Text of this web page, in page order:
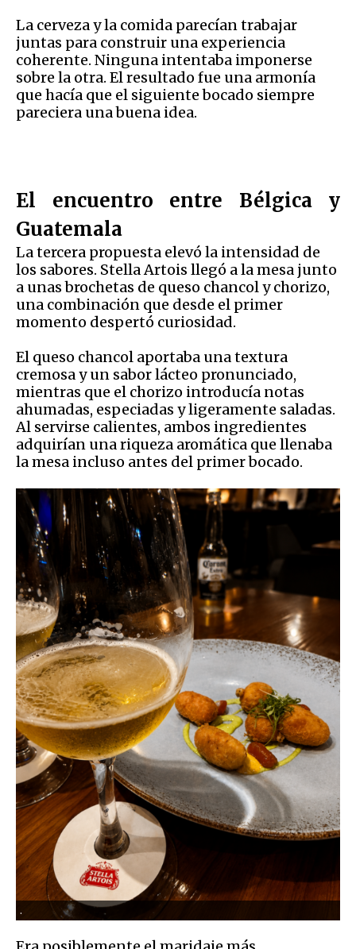
La cerveza y la comida parecían trabajar
juntas para construir una experiencia
coherente. Ninguna intentaba imponerse
sobre la otra. El resultado fue una armonía
que hacía que el siguiente bocado siempre
pareciera una buena idea.
El encuentro entre Bélgica y
Guatemala
La tercera propuesta elevó la intensidad de
los sabores. Stella Artois llegó a la mesa junto
a unas brochetas de queso chancol y chorizo,
una combinación que desde el primer
momento despertó curiosidad.
El queso chancol aportaba una textura
cremosa y un sabor lácteo pronunciado,
mientras que el chorizo introducía notas
ahumadas, especiadas y ligeramente saladas.
Al servirse calientes, ambos ingredientes
adquirían una riqueza aromática que llenaba
la mesa incluso antes del primer bocado.
.